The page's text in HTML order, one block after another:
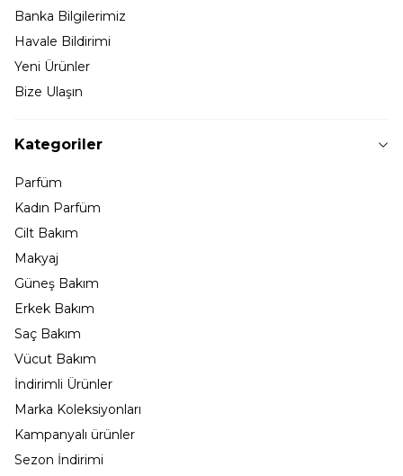
Banka Bilgilerimiz
Havale Bildirimi
Yeni Ürünler
Bize Ulaşın
Kategoriler
Parfüm
Kadın Parfüm
Cilt Bakım
Makyaj
Güneş Bakım
Erkek Bakım
Saç Bakım
Vücut Bakım
İndirimli Ürünler
Marka Koleksiyonları
Kampanyalı ürünler
Sezon İndirimi